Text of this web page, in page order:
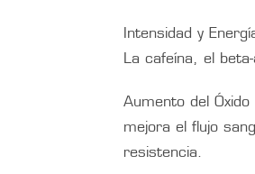
Intensidad y
La cafeína, el
Aumento del
mejora el flujo
resistencia.